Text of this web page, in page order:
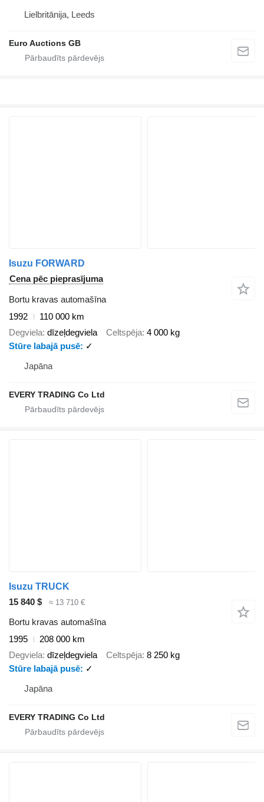
Lielbritānija, Leeds
Euro Auctions GB
Isuzu FORWARD
Cena pēc pieprasījuma
Bortu kravas automašīna
1992
110 000 km
Degviela dīzeļdegviela Celtspēja 4 000 kg
Stūre labajā pusē
✓
Japāna
EVERY TRADING Co Ltd
Isuzu TRUCK
15 840 $
≈ 13 710 €
Bortu kravas automašīna
1995
208 000 km
Degviela dīzeļdegviela Celtspēja 8 250 kg
Stūre labajā pusē
✓
Japāna
EVERY TRADING Co Ltd